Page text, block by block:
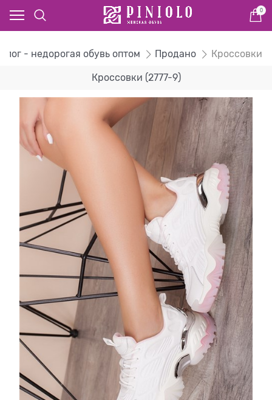
0
- недорогая обувь оптом Продано Кроссовки
Кроссовки (2777-9)